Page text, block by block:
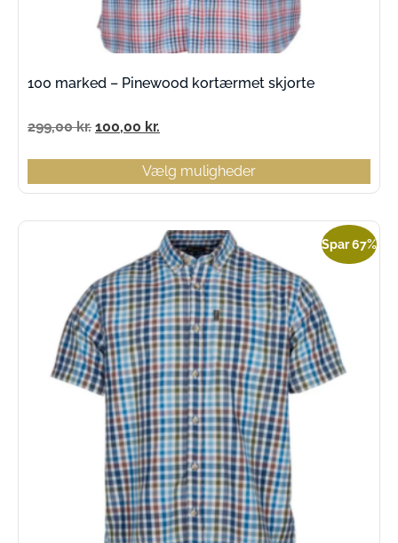
100 marked – Pinewood kortærmet skjorte
299,00kr. 100,00 kr.
Vælg muligheder
Spar 67%